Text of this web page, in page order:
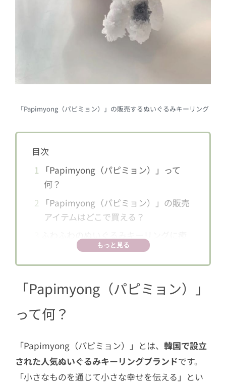
「Papimyong（パピミョン）」の販売するぬいぐるみキーリング
目次
1 「Papimyong（パピミョン）」って
何？
2 「Papimyong（パピミョン）」の販売
アイテムはどこで買える？
されよう
もっと見る
「Papimyong（パピミョン）」
って何？
「Papimyong（パピミョン）」とは、 韓国で設立
された人気ぬいぐるみキーリングブランドです。
「小さなものを通じて小さな幸せを伝える」とい